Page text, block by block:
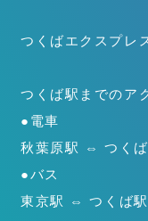
つくばエクスプレ
つくば駅までのア
●電車
秋葉原駅 ⇔ つく
●バス
東京駅 ⇔ つくば